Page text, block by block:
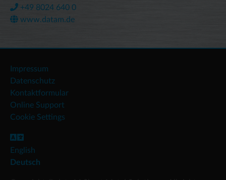
+49 8024 640 0
www.datam.de
Impressum
Datenschutz
Kontaktformular
Online Support
Cookie Settings
English
Deutsch